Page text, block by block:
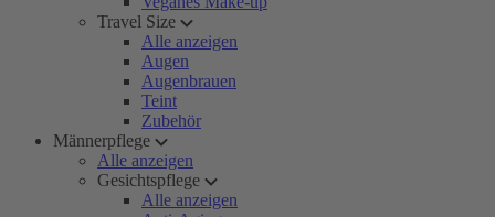
Travel Size
Alle anzeigen
Augen
Augenbrauen
Teint
Zubehör
Männerpflege
Alle anzeigen
Gesichtspflege
Alle anzeigen